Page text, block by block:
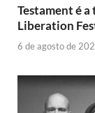
Testament é
Liberation
6 de agosto de